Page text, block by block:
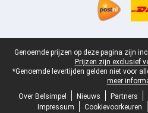
Juridische voettekst
Genoemde prijzen op deze pagina zijn
Prijzen zijn exclusief
*Genoemde levertijden gelden niet voor
meer
Over Belsimpel
Nieuws Partners
Impressum
Cookievoorkeuren